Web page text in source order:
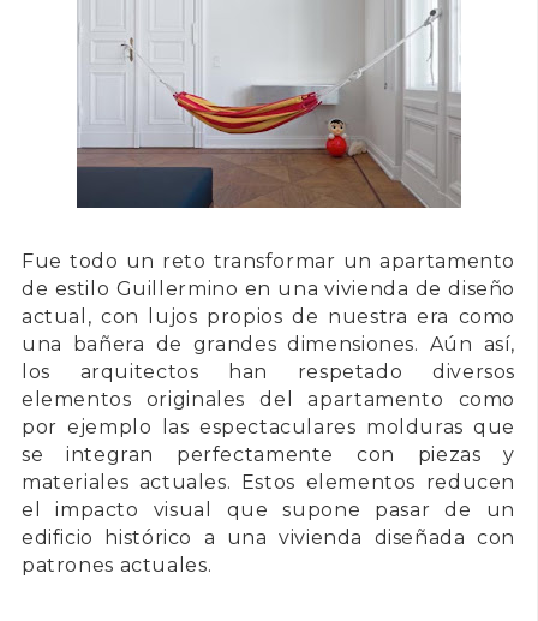
Fue todo un reto transformar un apartamento
de estilo Guillermino en una vivienda de diseño
actual, con lujos propios de nuestra era como
una bañera de grandes dimensiones. Aún así,
los arquitectos han respetado diversos
elementos originales del apartamento como
por ejemplo las espectaculares molduras que
se integran perfectamente con piezas y
materiales actuales. Estos elementos reducen
el impacto visual que supone pasar de un
edificio histórico a una vivienda diseñada con
patrones actuales.